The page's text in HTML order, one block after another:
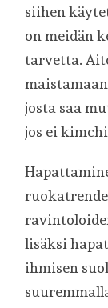
siihen
on meidän
tarvetta.
josta saa
jos ei
lisäksi
ihmisen